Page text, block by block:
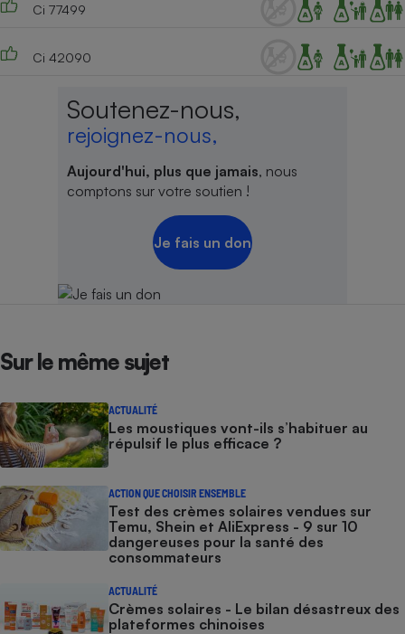
Ci 77499
Ci 42090
Soutenez-nous,
rejoignez-nous,
Aujourd'hui, plus que jamais, nous
comptons sur votre soutien !
Je fais un don
Sur le même sujet
ACTUALITÉ
Les moustiques vont-ils s’habituer au
répulsif le plus efficace ?
ACTION QUE CHOISIR ENSEMBLE
Test des crèmes solaires vendues sur
Temu, Shein et AliExpress - 9 sur 10
dangereuses pour la santé des
consommateurs
ACTUALITÉ
Crèmes solaires - Le bilan désastreux des
plateformes chinoises